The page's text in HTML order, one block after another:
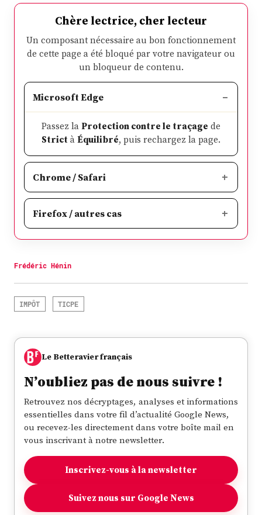
Chère lectrice, cher lecteur
Un composant nécessaire au bon fonctionnement
de cette page a été bloqué par votre navigateur ou
un bloqueur de contenu.
Microsoft Edge
Passez laProtection contre le traçage de
StrictàÉquilibré, puis rechargez la page.
Chrome / Safari
Firefox / autres cas
Frédéric Hénin
IMPÔT TICPE
Le Betteravier français
N’oubliez pas de nous suivre !
Retrouvez nos décryptages, analyses et informations
essentielles dans votre fil d’actualité Google News,
ou recevez-les directement dans votre boîte mail en
vous inscrivant à notre newsletter.
Inscrivez-vous à la newsletter
Suivez nous sur Google News